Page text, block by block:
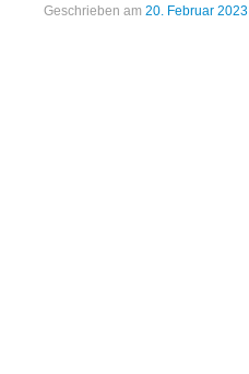
Geschrieben am 20. Februar 2023